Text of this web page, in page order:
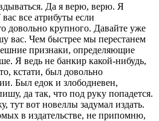
Да я верю, верю. Я
все атрибуты если
довольно крупного. Давайте уже
вас. Чем быстрее мы перестанем
признаки, определяющие
Я ведь не банкир какой-нибудь,
кстати, был довольно
и. Был едок и злободневен,
да так, что под руку попадется.
тут вот новеллы задумал издать.
в издательстве, не припомню,